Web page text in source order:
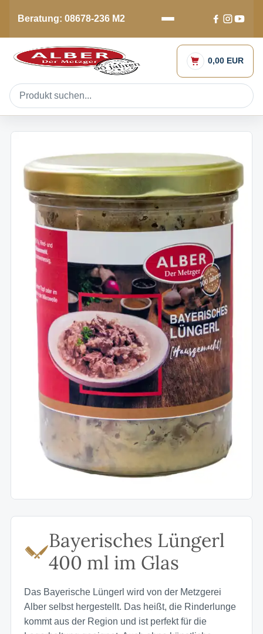
Beratung: 08678-236 M2
0,00 EUR
Bayerisches Lüngerl
400 ml im Glas
Das Bayerische Lüngerl wird von der Metzgerei
Alber selbst hergestellt. Das heißt, die Rinderlunge
kommt aus der Region und ist perfekt für die